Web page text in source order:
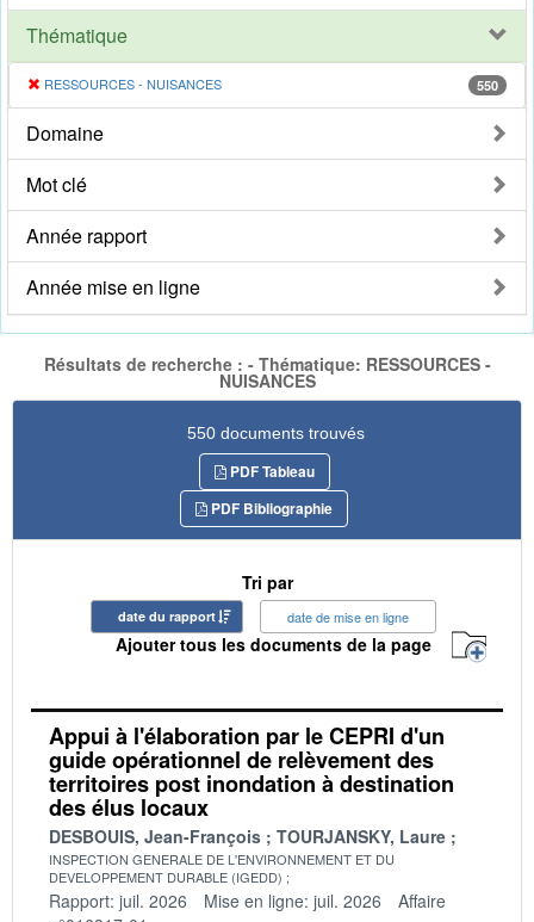
Thématique
RESSOURCES - NUISANCES 550
Domaine
Mot clé
Année rapport
Année mise en ligne
Résultats de recherche : - Thématique: RESSOURCES -
NUISANCES
550 documents trouvés
PDF Tableau
PDF Bibliographie
Tri par
date du rapport date de mise en ligne
Ajouter tous les documents de la page
Appui à l'élaboration par le CEPRI d'un
guide opérationnel de relèvement des
territoires post inondation à destination
des élus locaux
DESBOUIS, Jean-François TOURJANSKY, Laure
INSPECTION GENERALE DE L'ENVIRONNEMENT ET DU
DEVELOPPEMENT DURABLE (IGEDD)
Rapport: juil. 2026 Mise en ligne: juil. 2026
Affaire